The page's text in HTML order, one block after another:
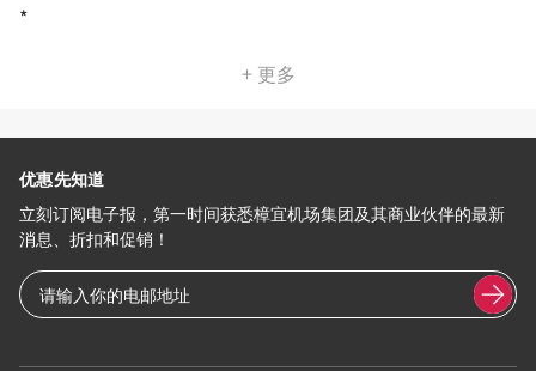
*
+ 更多
优惠先知道
立刻订阅电子报，第一时间获悉樟宜机场集团及其商业伙伴的最新
消息、折扣和促销！